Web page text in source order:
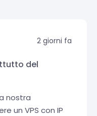
2 giorni fa
del
nostra
un VPS con IP